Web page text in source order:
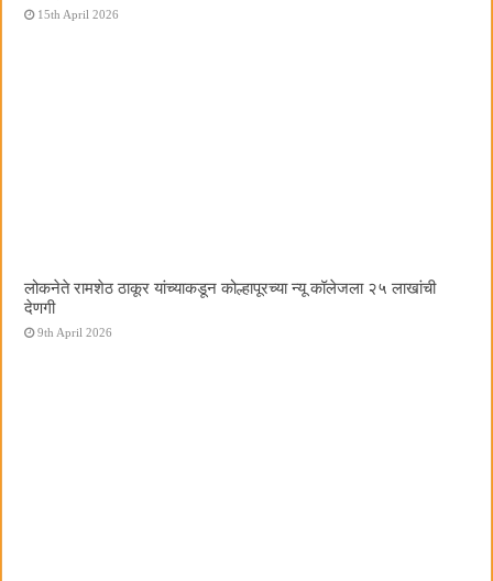
15th April 2026
लोकनेते रामशेठ ठाकूर यांच्याकडून कोल्हापूरच्या न्यू कॉलेजला २५ लाखांची
देणगी
9th April 2026